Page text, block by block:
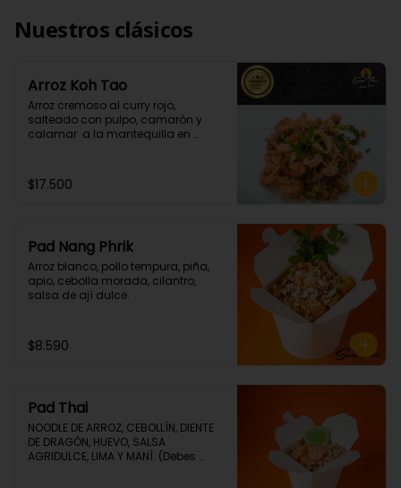
Nuestros clásicos
Arroz Koh Tao
Arroz cremoso al curry rojo,
salteado con pulpo, camarón y
calamar  a la mantequilla en
$17.500
Pad Nang Phrik
Arroz blanco, pollo tempura, piña,
apio, cebolla morada, cilantro,
salsa de ají dulce.
$8.590
Pad Thai
NOODLE DE ARROZ, CEBOLLÍN, DIENTE
DE DRAGÓN, HUEVO, SALSA
AGRIDULCE, LIMA Y MANÍ. (Debes